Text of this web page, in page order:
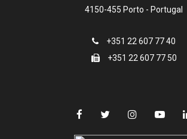
4150-455 Porto - Portugal
+351 22 607 77 40
+351 22 607 77 50